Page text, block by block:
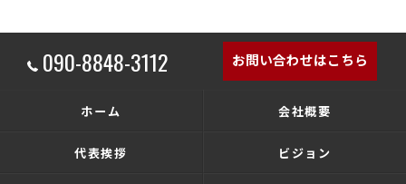
090-8848-3112 お問い合わせはこちら
ホーム 会社概要
代表挨拶 ビジョン